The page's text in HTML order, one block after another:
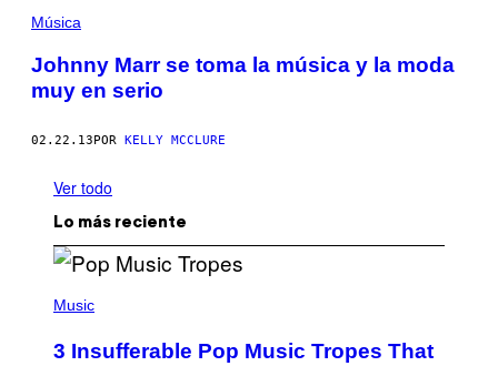
Música
Johnny Marr se toma la música y la moda
muy en serio
02.22.13POR KELLY MCCLURE
Ver todo
Lo más reciente
P
T
Music
3 Insufferable Pop Music Tropes That